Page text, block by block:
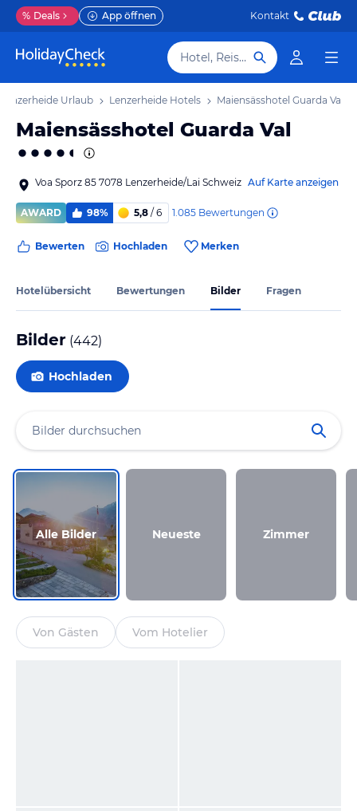
% Deals App öffnen Kontakt
Hotel, Reiseziel
Lenzerheide Urlaub Lenzerheide Hotels Maiensässhotel Guarda Val
Maiensässhotel Guarda Val
Voa Sporz 85 7078 Lenzerheide/Lai Schweiz Auf Karte anzeigen
AWARD 98% 5,8 / 6 1.085 Bewertungen
Bewerten Hochladen Merken
Hotelübersicht Bewertungen Bilder Fragen
Bilder (442)
Hochladen
Alle Bilder Neueste Zimmer
Von Gästen Vom Hotelier